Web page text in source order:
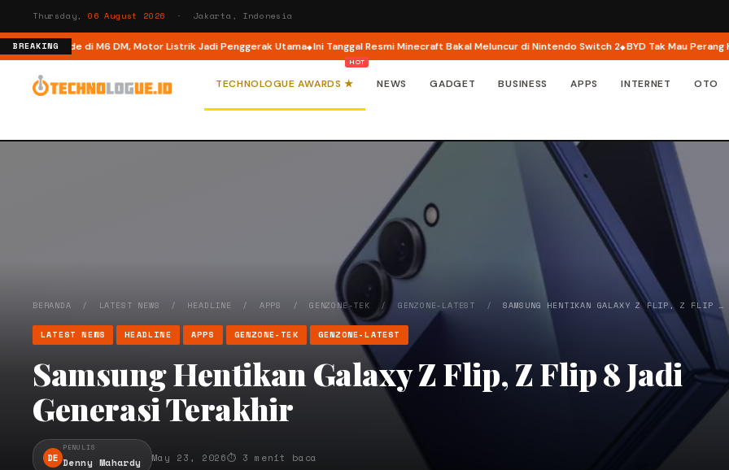
Thursday, 06 August 2026 · Jakarta, Indonesia
BREAKING
Dual Mode di M6 DM, Motor Listrik Jadi Penggerak Utama Ini Tanggal Resmi Minecraft Bakal Meluncur di Nintendo Switch 2 BYD Tak Mau Perang
TECHNOLOGUE AWARDS ★ NEWS GADGET BUSINESS APPS INTERNET OTO
BERANDA / LATEST NEWS / HEADLINE / APPS /GENZONE-TEK / GENZONE-LATEST /SAMSUNG HENTIKAN GALAXY Z FLIP, Z FLIP …
LATEST NEWS HEADLINE APPS GENZONE-TEK GENZONE-LATEST
Samsung Hentikan Galaxy Z Flip, Z Flip 8 Jadi
Generasi Terakhir
DE
PENULIS
Denny Mahardy May 23, 2026⏱ 3 menit baca